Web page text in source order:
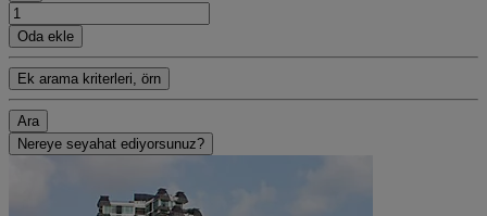
Oda ekle
Ek arama kriterleri, örn
Ara
Nereye seyahat ediyorsunuz?